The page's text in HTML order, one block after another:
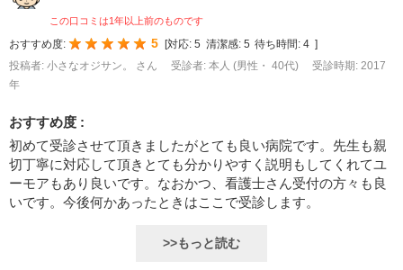
この口コミは1年以上前のものです
おすすめ度: 5 対応: 5 清潔感: 5 待ち時間: 4
投稿者: 小さなオジサン。 さん
受診者: 本人 (男性・ 40代)
受診時期: 2017
年
おすすめ度 :
初めて受診させて頂きましたがとても良い病院です。先生も親
切丁寧に対応して頂きとても分かりやすく説明もしてくれてユ
ーモアもあり良いです。なおかつ、看護士さん受付の方々も良
いです。今後何かあったときはここで受診します。
>>もっと読む